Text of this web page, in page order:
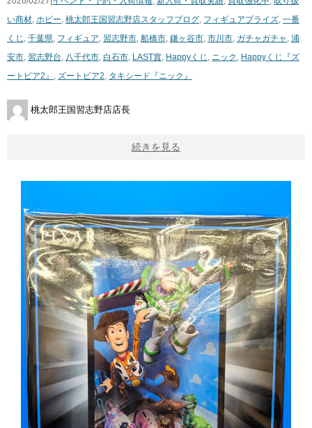
い商材, ホビー, 桃太郎王国習志野店スタッフブログ, フィギュアプライズ, 一番
くじ , 千葉県, フィギュア, 習志野市, 船橋市, 鎌ヶ谷市, 市川市, ガチャガチャ , 浦
安市, 習志野台, 八千代市, 白石市, LAST賞, Happyくじ , ニック , Happyくじ『ズ
ートピア2』 , ズートピア2, タキシード『ニック』
桃太郎王国習志野店店長
続きを見る